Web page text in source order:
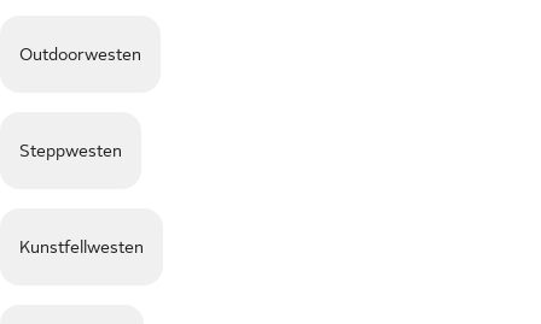
Outdoorwesten
Steppwesten
Kunstfellwesten